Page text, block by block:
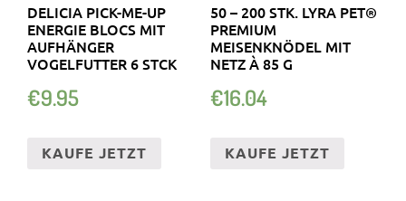
DELICIA PICK-ME-UP
ENERGIE BLOCS MIT
AUFHÄNGER
VOGELFUTTER 6 STCK
€9.95
KAUFE JETZT
50 – 200 STK. LYRA PET®
PREMIUM
MEISENKNÖDEL MIT
NETZ À 85 G
€16.04
KAUFE JETZT